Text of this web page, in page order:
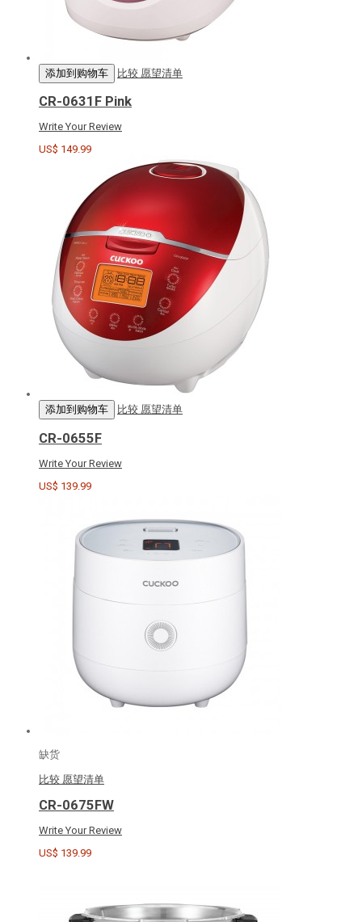
添加到购物车 比较 愿望清单
CR-0631F Pink
Write Your Review
US$ 149.99
添加到购物车 比较 愿望清单
CR-0655F
Write Your Review
US$ 139.99
缺货
比较 愿望清单
CR-0675FW
Write Your Review
US$ 139.99